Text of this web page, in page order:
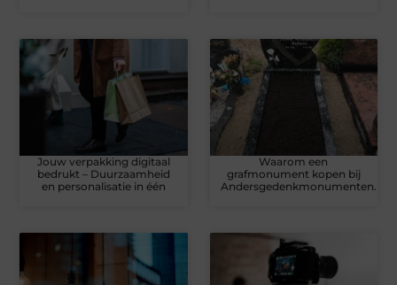
Jouw verpakking digitaal
bedrukt – Duurzaamheid
en personalisatie in één
Waarom een
grafmonument kopen bij
Andersgedenkmonumenten.nl?